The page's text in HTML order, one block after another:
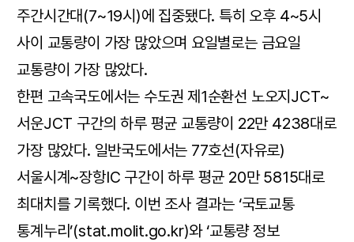
주간시간대(7~19시)에 집중됐다. 특히 오후 4~5시
사이 교통량이 가장 많았으며 요일별로는 금요일
교통량이 가장 많았다.
한편 고속국도에서는 수도권 제1순환선 노오지JCT~
서운JCT 구간의 하루 평균 교통량이 22만 4238대로
가장 많았다. 일반국도에서는 77호선(자유로)
서울시계~장항IC 구간이 하루 평균 20만 5815대로
최대치를 기록했다. 이번 조사 결과는 ‘국토교통
통계누리’(stat.molit.go.kr)와 ‘교통량 정보